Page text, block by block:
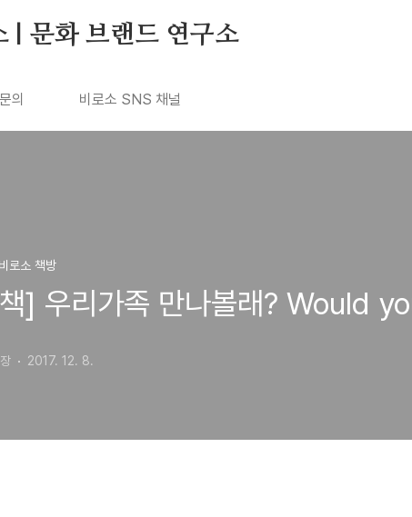
| 문화 브랜드 연구소
의 비로소 SNS 채널
로소 책방
] 우리가족 만나볼래? Would
2017. 12. 8.